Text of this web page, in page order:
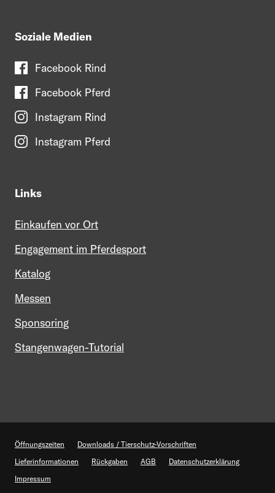
Soziale Medien
Facebook Rind
Facebook Pferd
Instagram Rind
Instagram Pferd
Links
Einkaufen vor Ort
Engagement im Pferdesport
Katalog
Messen
Sponsoring
Stangenwagen-Tutorial
Öffnungszeiten
Downloads / Tierschutz-Vorschriften
Lieferinformationen
Rückgaben AGB
Datenschutzerklärung
Impressum